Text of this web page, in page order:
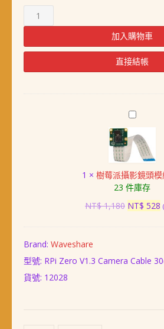
莓
Zero
攝
加入購物車
直接結帳
樹
派
攝
影
鏡
頭
模
組
1 × 樹莓派攝影鏡頭模
23 件庫存
NT$1,180 原
NT$
NT$ 528
Brand: Waveshare
型號: RPi Zero V1.3 Camera Cable
貨號: 12028